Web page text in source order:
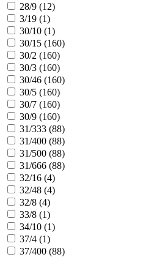
28/9 (12)
3/19 (1)
30/10 (1)
30/15 (160)
30/2 (160)
30/3 (160)
30/46 (160)
30/5 (160)
30/7 (160)
30/9 (160)
31/333 (88)
31/400 (88)
31/500 (88)
31/666 (88)
32/16 (4)
32/48 (4)
32/8 (4)
33/8 (1)
34/10 (1)
37/4 (1)
37/400 (88)